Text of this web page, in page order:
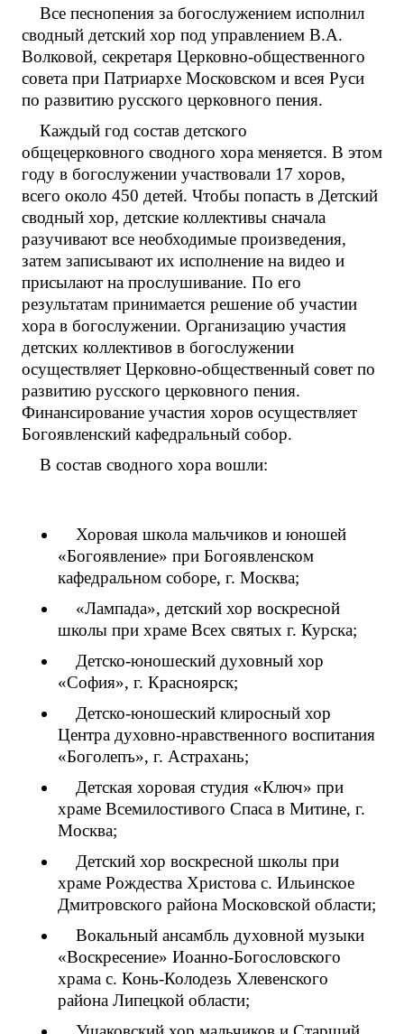
Все песнопения за богослужением исполнил
сводный детский хор под управлением В.А.
Волковой, секретаря Церковно-общественного
совета при Патриархе Московском и всея Руси
по развитию русского церковного пения.
Каждый год состав детского
общецерковного сводного хора меняется. В этом
году в богослужении участвовали 17 хоров,
всего около 450 детей. Чтобы попасть в Детский
сводный хор, детские коллективы сначала
разучивают все необходимые произведения,
затем записывают их исполнение на видео и
присылают на прослушивание. По его
результатам принимается решение об участии
хора в богослужении. Организацию участия
детских коллективов в богослужении
осуществляет Церковно-общественный совет по
развитию русского церковного пения.
Финансирование участия хоров осуществляет
Богоявленский кафедральный собор.
В состав сводного хора вошли:
Хоровая школа мальчиков и юношей
«Богоявление» при Богоявленском
кафедральном соборе, г. Москва;
«Лампада», детский хор воскресной
школы при храме Всех святых г. Курска;
Детско-юношеский духовный хор
«София», г. Красноярск;
Детско-юношеский клиросный хор
Центра духовно-нравственного воспитания
«Боголепъ», г. Астрахань;
Детская хоровая студия «Ключ» при
храме Всемилостивого Спаса в Митине, г.
Москва;
Детский хор воскресной школы при
храме Рождества Христова с. Ильинское
Дмитровского района Московской области;
Вокальный ансамбль духовной музыки
«Воскресение» Иоанно-Богословского
храма с. Конь-Колодезь Хлевенского
района Липецкой области;